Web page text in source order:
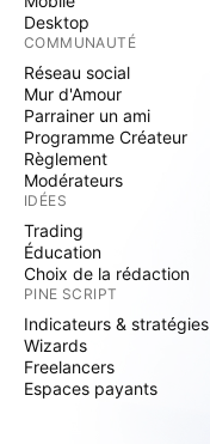
Desktop
COMMUNAUTÉ
Réseau social
Mur d'Amour
Parrainer un ami
Programme Créateur
Règlement
Modérateurs
IDÉES
Trading
Éducation
Choix de la rédaction
PINE SCRIPT
Indicateurs & stratégies
Wizards
Freelancers
Espaces payants